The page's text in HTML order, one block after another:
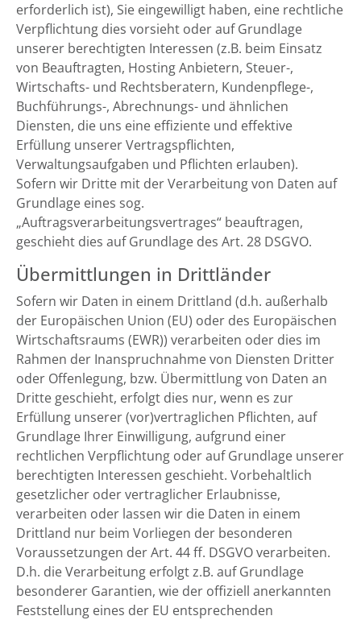
erforderlich ist), Sie eingewilligt haben, eine rechtliche
Verpflichtung dies vorsieht oder auf Grundlage
unserer berechtigten Interessen (z.B. beim Einsatz
von Beauftragten, Hosting Anbietern, Steuer-,
Wirtschafts- und Rechtsberatern, Kundenpflege-,
Buchführungs-, Abrechnungs- und ähnlichen
Diensten, die uns eine effiziente und effektive
Erfüllung unserer Vertragspflichten,
Verwaltungsaufgaben und Pflichten erlauben).
Sofern wir Dritte mit der Verarbeitung von Daten auf
Grundlage eines sog.
„Auftragsverarbeitungsvertrages“ beauftragen,
geschieht dies auf Grundlage des Art. 28 DSGVO.
Übermittlungen in Drittländer
Sofern wir Daten in einem Drittland (d.h. außerhalb
der Europäischen Union (EU) oder des Europäischen
Wirtschaftsraums (EWR)) verarbeiten oder dies im
Rahmen der Inanspruchnahme von Diensten Dritter
oder Offenlegung, bzw. Übermittlung von Daten an
Dritte geschieht, erfolgt dies nur, wenn es zur
Erfüllung unserer (vor)vertraglichen Pflichten, auf
Grundlage Ihrer Einwilligung, aufgrund einer
rechtlichen Verpflichtung oder auf Grundlage unserer
berechtigten Interessen geschieht. Vorbehaltlich
gesetzlicher oder vertraglicher Erlaubnisse,
verarbeiten oder lassen wir die Daten in einem
Drittland nur beim Vorliegen der besonderen
Voraussetzungen der Art. 44 ff. DSGVO verarbeiten.
D.h. die Verarbeitung erfolgt z.B. auf Grundlage
besonderer Garantien, wie der offiziell anerkannten
Feststellung eines der EU entsprechenden